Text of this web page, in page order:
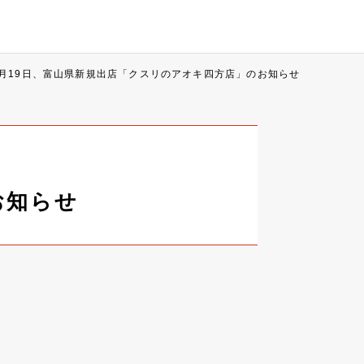
19日、富山県新規出店「クスリのアオキ四方店」のお知らせ
らせ